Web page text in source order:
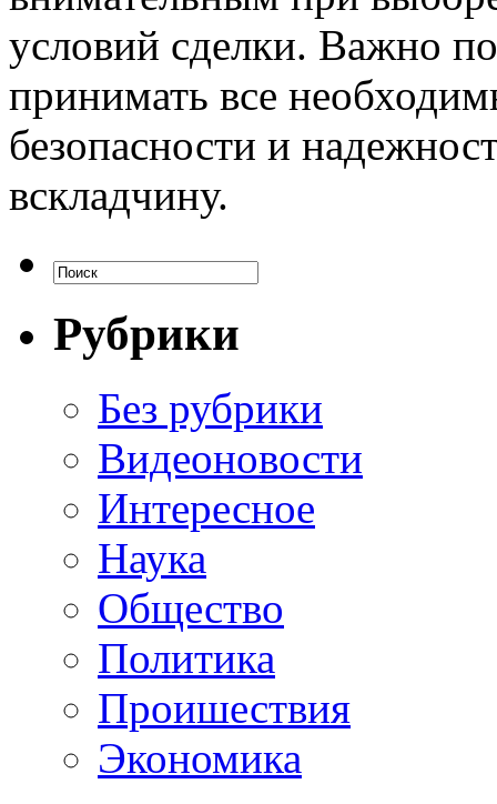
условий сделки. Важно
принимать все
безопасности и
вскладчину.
Рубрики
Без рубрики
Видеоновости
Интересное
Наука
Общество
Политика
Проишествия
Экономика